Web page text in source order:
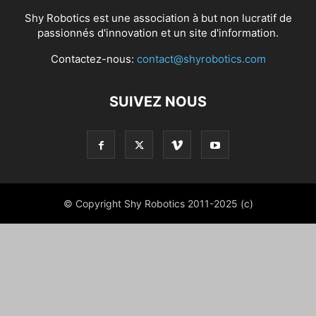
Shy Robotics est une association à but non lucratif de
passionnés d'innovation et un site d'information.
Contactez-nous: contact@shyrobotics.com
SUIVEZ NOUS
© Copyright Shy Robotics 2011-2025 (c)